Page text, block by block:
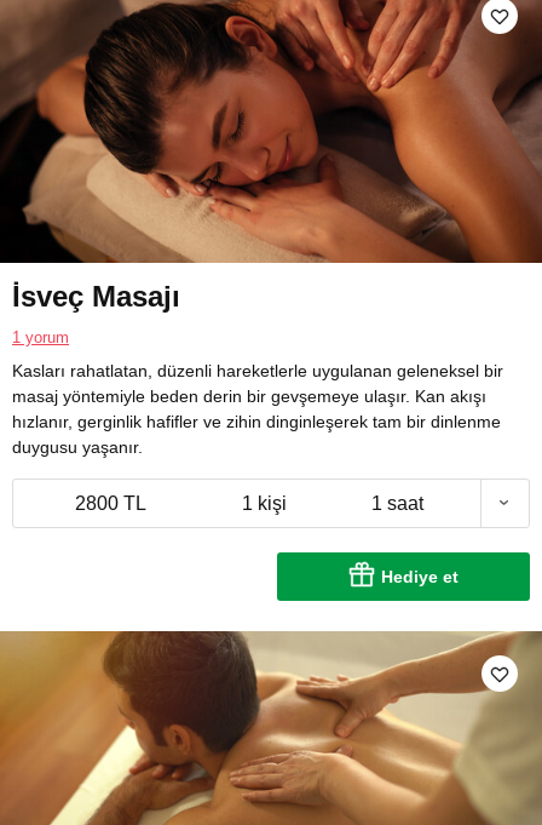
İsveç Masajı
1 yorum
Kasları rahatlatan, düzenli hareketlerle uygulanan geleneksel bir
masaj yöntemiyle beden derin bir gevşemeye ulaşır. Kan akışı
hızlanır, gerginlik hafifler ve zihin dinginleşerek tam bir dinlenme
duygusu yaşanır.
2800 TL 1 kişi 1 saat
Hediye et